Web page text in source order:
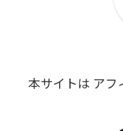
本サイトは アフ